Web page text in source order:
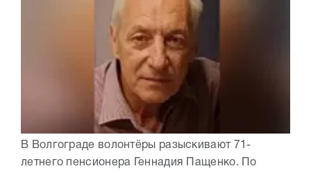
В Волгограде волонтёры разыскивают 71-
летнего пенсионера Геннадия Пащенко. По